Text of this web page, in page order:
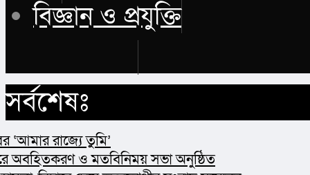
বিজ্ঞান ও প্রযুক্তি
সর্বশেষঃ
তুমি’
ও মতবিনিময় সভা অনুষ্ঠিত